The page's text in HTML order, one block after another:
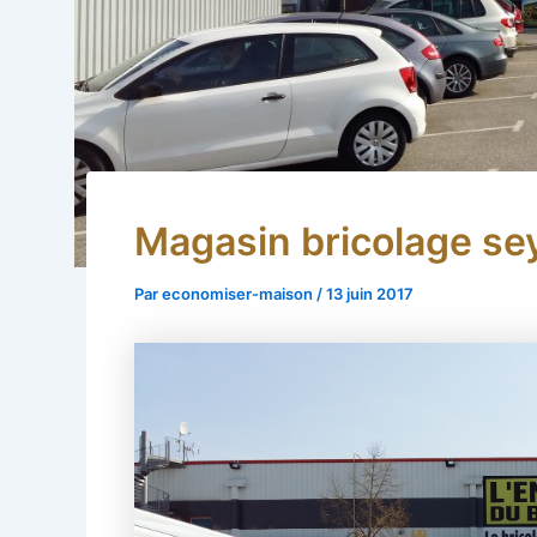
Magasin bricolage
Pareconomiser-maison /13 juin 2017